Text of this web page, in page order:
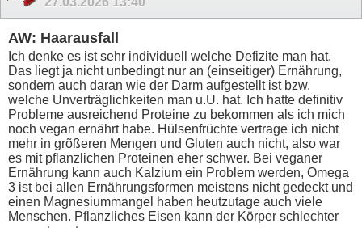
AW: Haarausfall
Ich denke es ist sehr individuell welche Defizite man hat.
Das liegt ja nicht unbedingt nur an (einseitiger) Ernährung,
sondern auch daran wie der Darm aufgestellt ist bzw.
welche Unverträglichkeiten man u.U. hat. Ich hatte definitiv
Probleme ausreichend Proteine zu bekommen als ich mich
noch vegan ernährt habe. Hülsenfrüchte vertrage ich nicht
mehr in grõßeren Mengen und Gluten auch nicht, also war
es mit pflanzlichen Proteinen eher schwer. Bei veganer
Ernährung kann auch Kalzium ein Problem werden, Omega
3 ist bei allen Ernährungsformen meistens nicht gedeckt und
einen Magnesiummangel haben heutzutage auch viele
Menschen. Pflanzliches Eisen kann der Körper schlechter